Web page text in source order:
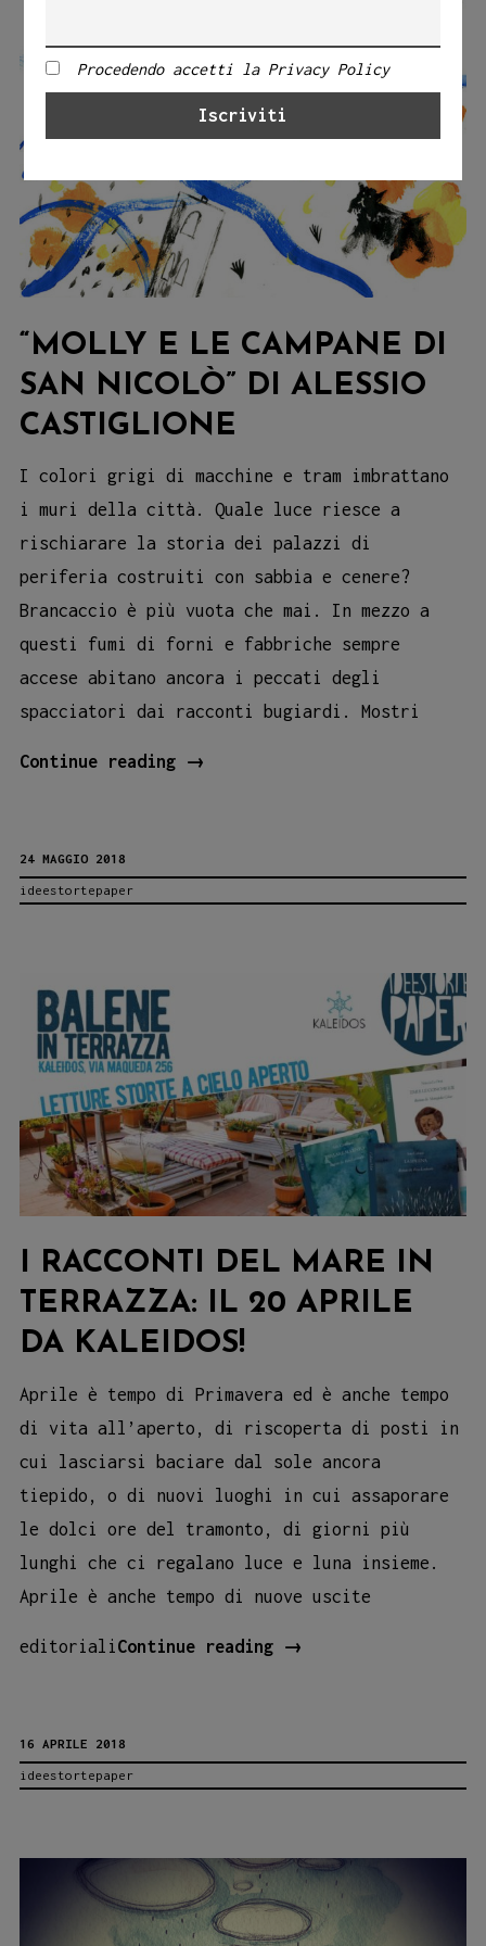
“MOLLY E LE CAMPANE DI
SAN NICOLÒ” DI ALESSIO
CASTIGLIONE
I colori grigi di macchine e tram imbrattano
i muri della città. Quale luce riesce a
rischiarare la storia dei palazzi di
periferia costruiti con sabbia e cenere?
Brancaccio è più vuota che mai. In mezzo a
questi fumi di forni e fabbriche sempre
accese abitano ancora i peccati degli
spacciatori dai racconti bugiardi. Mostri
Continue reading
“Molly
Castiglione
→
24 MAGGIO 2018
ideestortepaper
I RACCONTI DEL MARE IN
TERRAZZA: IL 20 APRILE
DA KALEIDOS!
Aprile è tempo di Primavera ed è anche tempo
di vita all’aperto, di riscoperta di posti in
cui lasciarsi baciare dal sole ancora
tiepido, o di nuovi luoghi in cui assaporare
le dolci ore del tramonto, di giorni più
lunghi che ci regalano luce e luna insieme.
Aprile è anche tempo di nuove uscite
editoriali Continue reading
I
aprile
→
16 APRILE 2018
ideestortepaper
Procedendo accetti la Privacy Policy